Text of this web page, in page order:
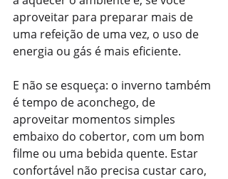
aproveitar para preparar mais de
uma refeição de uma vez, o uso de
energia ou gás é mais eficiente.
E não se esqueça: o inverno também
é tempo de aconchego, de
aproveitar momentos simples
embaixo do cobertor, com um bom
filme ou uma bebida quente. Estar
confortável não precisa custar caro,